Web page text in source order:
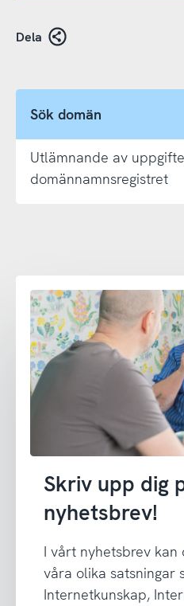
Dela
Sök domän
Utlämnande av
domännamnsregistret
Skriv upp dig
nyhetsbrev!
I vårt nyhetsbrev kan
våra olika satsningar
Internetkunskap,